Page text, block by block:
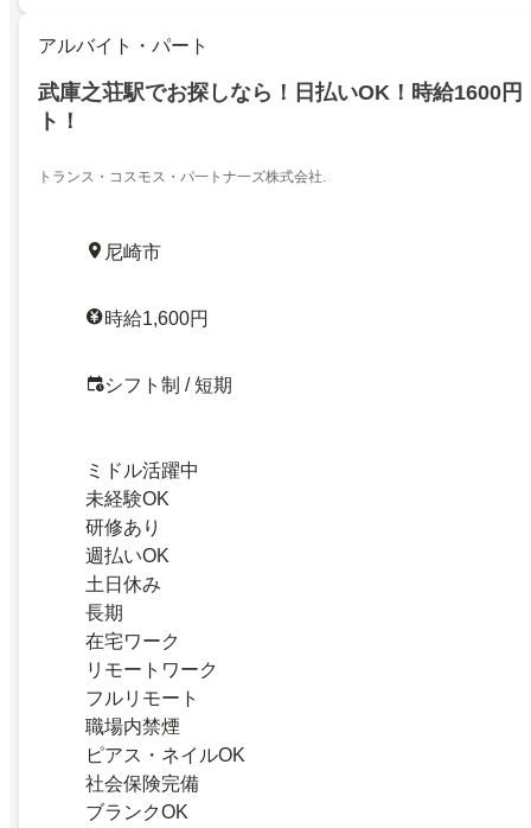
アルバイト・パート
武庫之荘駅でお探しなら！日払いOK！時給1600円
ト！
トランス・コスモス・パ一トナ一ズ株式会社.
尼崎市
時給1,600円
シフト制 / 短期
ミドル活躍中
未経験OK
研修あり
週払いOK
土日休み
長期
在宅ワーク
リモートワーク
フルリモート
職場内禁煙
ピアス・ネイルOK
社会保険完備
ブランクOK